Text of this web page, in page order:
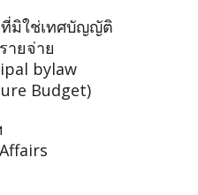
มิใช่เทศบัญญัติ
ายจ่าย
bylaw
Budget)